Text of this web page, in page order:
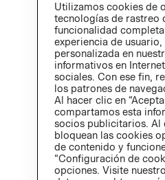
Utilizamos cookies de
tecnologías de rastreo
funcionalidad
experiencia de
personalizada en
informativos en
sociales. Con ese fin,
los patrones de
Al hacer clic en
compartamos esta
socios publicitarios. Al
bloquean las cookies
de contenido y
“Configuración de
opciones. Visite